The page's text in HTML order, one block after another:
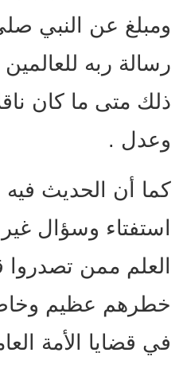
ومبلغ عن النبي
رسالة ربه
ذلك متى ما كان
وعدل .
كما أن الحديث
استفتاء وسؤال
العلم ممن تصدروا
خطرهم عظيم
في قضايا الأمة